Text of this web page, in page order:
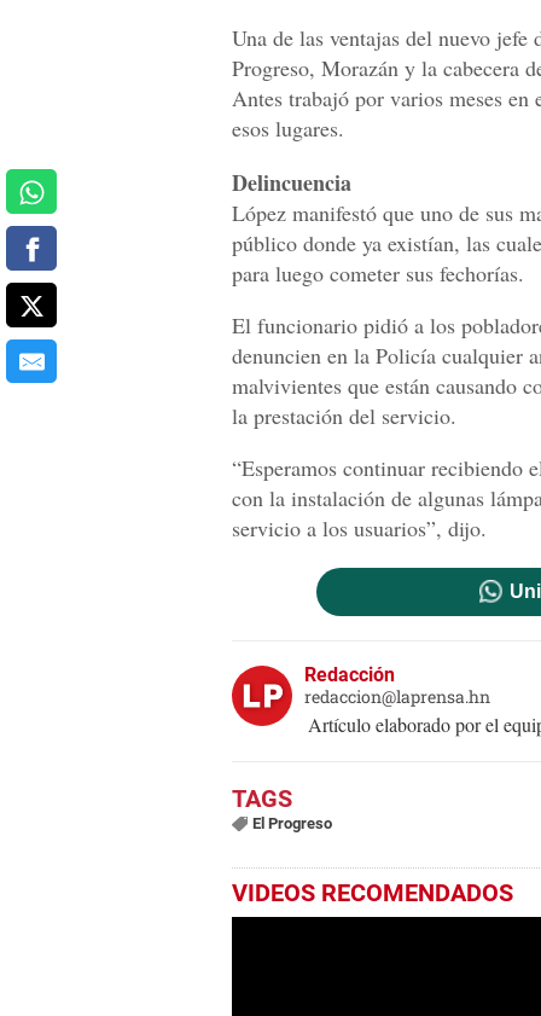
Una de las ventajas del nuevo jefe
Progreso, Morazán y la cabecera
Antes trabajó por varios meses en
esos lugares.
Delincuencia
López manifestó que uno de sus
público donde ya existían, las
para luego cometer sus fechorías.
El funcionario pidió a los
denuncien en la Policía cualquier
malvivientes que están causando
la prestación del servicio.
“Esperamos continuar recibiendo
con la instalación de algunas
servicio a los usuarios”, dijo.
Redacción
redaccion@laprensa.hn
Artículo elaborado por el
El Progreso
VIDEOS RECOMENDADOS